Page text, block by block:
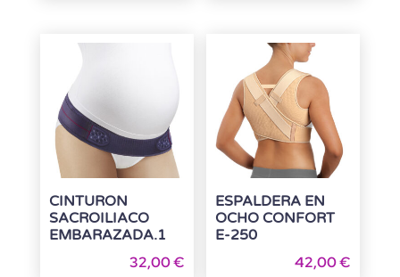
CINTURON
SACROILIACO
EMBARAZADA.1
32,00€
ESPALDERA EN
OCHO CONFORT
E-250
42,00€